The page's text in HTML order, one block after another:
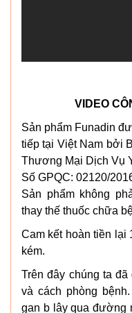
VIDEO
Sản phẩm Funadin
tiếp tại Việt Nam bởi
Thương Mại Dịch Vụ
Số GPQC: 02120/
Sản phẩm không
thay thế thuốc chữa
Cam kết hoàn tiền lại
kém.
Trên đây chúng ta
và cách phòng
gan b lây qua đường